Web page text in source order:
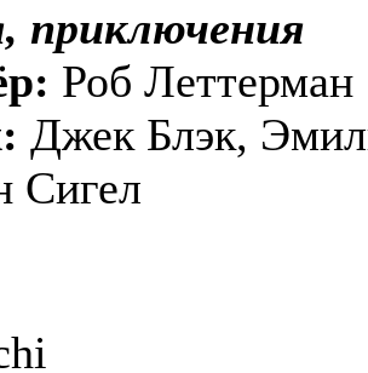
приключения
Роб Леттерман
Джек Блэк,
Сигел